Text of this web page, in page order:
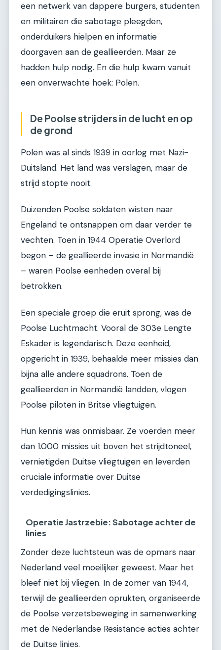
een netwerk van dappere burgers, studenten
en militairen die sabotage pleegden,
onderduikers hielpen en informatie
doorgaven aan de geallieerden. Maar ze
hadden hulp nodig. En die hulp kwam vanuit
een onverwachte hoek: Polen.
De Poolse strijders in de lucht en op
de grond
Polen was al sinds 1939 in oorlog met Nazi-
Duitsland. Het land was verslagen, maar de
strijd stopte nooit.
Duizenden Poolse soldaten wisten naar
Engeland te ontsnappen om daar verder te
vechten. Toen in 1944 Operatie Overlord
begon – de geallieerde invasie in Normandië
– waren Poolse eenheden overal bij
betrokken.
Een speciale groep die eruit sprong, was de
Poolse Luchtmacht. Vooral de 303e Lengte
Eskader is legendarisch. Deze eenheid,
opgericht in 1939, behaalde meer missies dan
bijna alle andere squadrons. Toen de
geallieerden in Normandië landden, vlogen
Poolse piloten in Britse vliegtuigen.
Hun kennis was onmisbaar. Ze voerden meer
dan 1.000 missies uit boven het strijdtoneel,
vernietigden Duitse vliegtuigen en leverden
cruciale informatie over Duitse
verdedigingslinies.
Operatie Jastrzebie: Sabotage achter de
linies
Zonder deze luchtsteun was de opmars naar
Nederland veel moeilijker geweest. Maar het
bleef niet bij vliegen. In de zomer van 1944,
terwijl de geallieerden oprukten, organiseerde
de Poolse verzetsbeweging in samenwerking
met de Nederlandse Resistance acties achter
de Duitse linies.